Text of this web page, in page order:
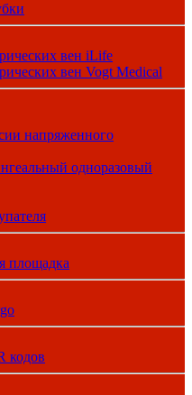
вен iLife
вен Vogt Medical
напряженного
одноразовый
площадка
кодов